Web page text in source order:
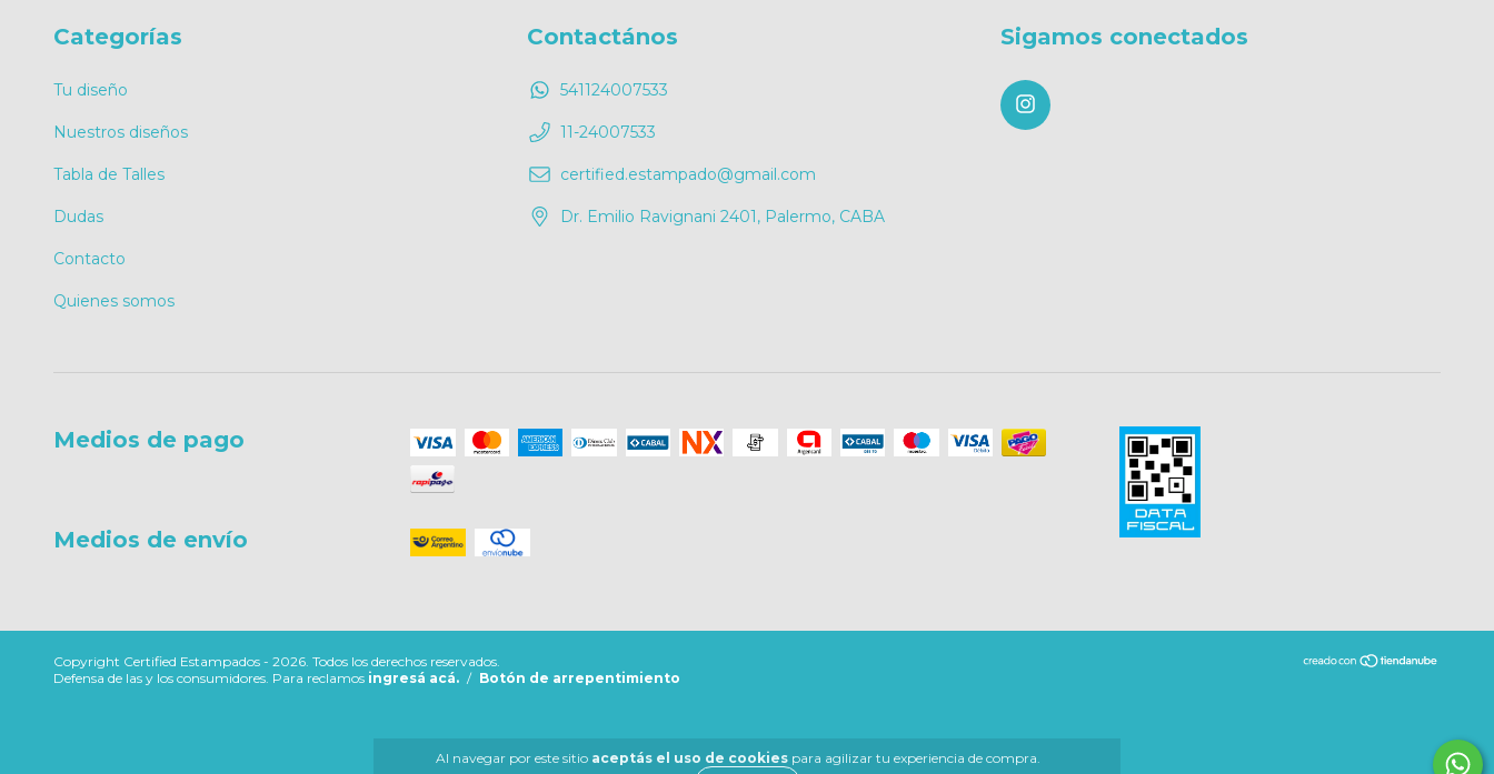
Al navegar por este sitio aceptás el uso de cookies para agilizar tu experiencia de compra.
Categorías
Tu diseño
Nuestros diseños
Tabla de Talles
Dudas
Contacto
Quienes somos
Contactános
541124007533
11-24007533
certified.estampado@gmail.com
Dr. Emilio Ravignani 2401, Palermo, CABA
Sigamos conectados
Medios de pago
Medios de envío
Copyright Certified Estampados - 2026. Todos los derechos reservados.
Defensa de las y los consumidores. Para reclamos ingresá acá. / Botón de arrepentimiento